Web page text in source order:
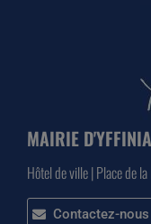
MAIRIE
Hôtel de ville | Place de
Contactez-nous